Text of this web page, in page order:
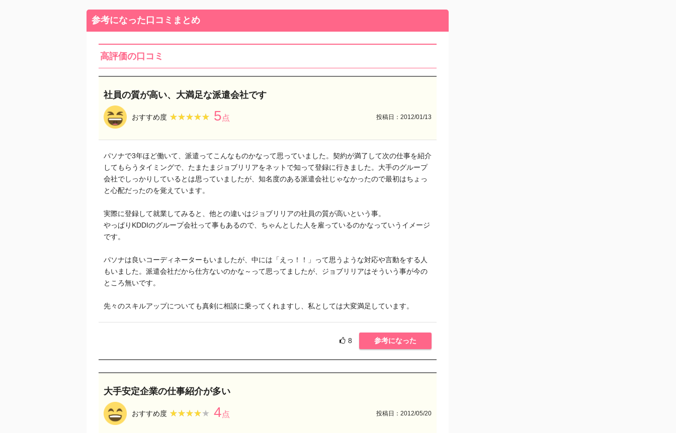
参考になった口コミまとめ
高評価の口コミ
社員の質が高い、大満足な派遣会社です
おすすめ度 ★★★★★
★★★★★ 5点 投稿日：2012/01/13
パソナで3年ほど働いて、派遣ってこんなものかなって思っていました。契約が満了して次の仕事を紹介
してもらうタイミングで、たまたまジョブリリアをネットで知って登録に行きました。大手のグループ
会社でしっかりしているとは思っていましたが、知名度のある派遣会社じゃなかったので最初はちょっ
と心配だったのを覚えています。
実際に登録して就業してみると、他との違いはジョブリリアの社員の質が高いという事。
やっぱりKDDIのグループ会社って事もあるので、ちゃんとした人を雇っているのかなっていうイメージ
です。
パソナは良いコーディネーターもいましたが、中には「えっ！！」って思うような対応や言動をする人
もいました。派遣会社だから仕方ないのかな～って思ってましたが、ジョブリリアはそういう事が今の
ところ無いです。
先々のスキルアップについても真剣に相談に乗ってくれますし、私としては大変満足しています。
8 参考になった
大手安定企業の仕事紹介が多い
おすすめ度 ★★★★★
★★★★★ 4点 投稿日：2012/05/20